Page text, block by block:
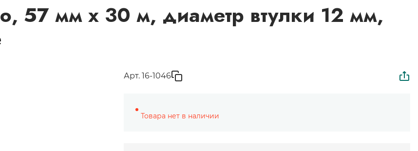
57 мм х 30 м, диаметр втулки 12 мм,
Арт. 16-1046
Товара нет в наличии